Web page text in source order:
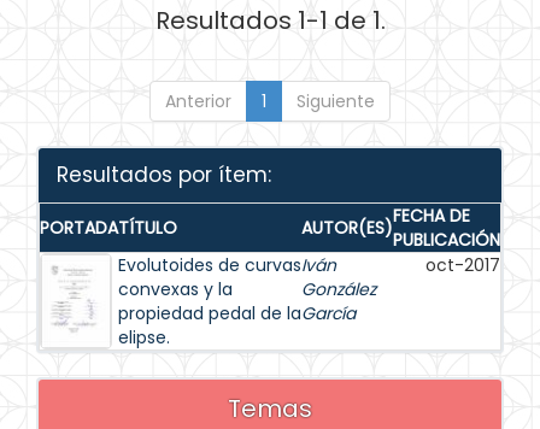
Resultados 1-1 de 1.
Anterior 1 Siguiente
Resultados por ítem:
PORTADATÍTULO AUTOR(ES)FECHA DE
PUBLICACIÓN
Evolutoides de curvas
convexas y la
propiedad pedal de la
elipse.
Iván
González
García
oct-2017
Temas